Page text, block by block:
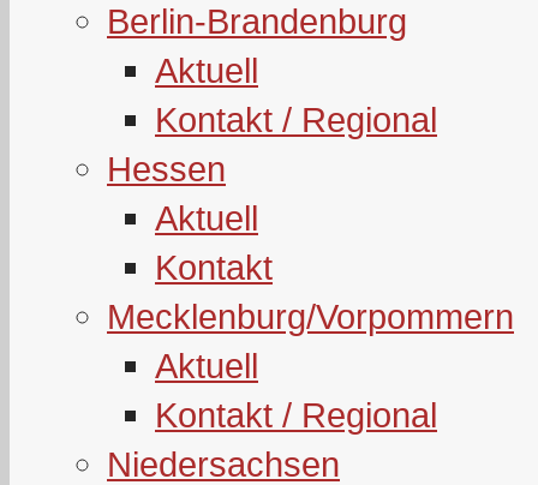
Berlin-Brandenburg
Aktuell
Kontakt / Regional
Hessen
Aktuell
Kontakt
Mecklenburg/Vorpommern
Aktuell
Kontakt / Regional
Niedersachsen